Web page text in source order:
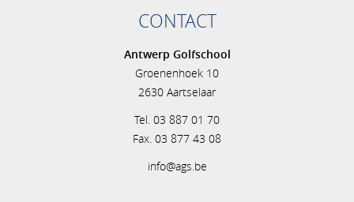
CONTACT
Antwerp Golfschool
Groenenhoek 10
2630 Aartselaar
Tel. 03 887 01 70
Fax. 03 877 43 08
info@ags.be